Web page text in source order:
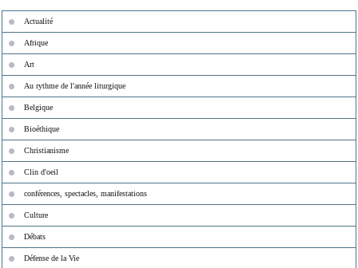
Actualité
Afrique
Art
Au rythme de l'année liturgique
Belgique
Bioéthique
Christianisme
Clin d'oeil
conférences, spectacles, manifestations
Culture
Débats
Défense de la Vie